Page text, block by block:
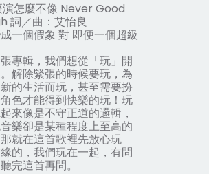
演怎麼不像 Never Good
詞／曲：艾怡良
成一個假象 對 即便一個超級
輯，我們想從「玩」開
解除緊張的時候要玩，為
的生活而玩，甚至需要扮
色才能得到快樂的玩！玩
來像是不守正道的邏輯，
樂卻是某種程度上至高的
就在這首歌裡先放心玩
的，我們玩在一起，有問
完這首再問。